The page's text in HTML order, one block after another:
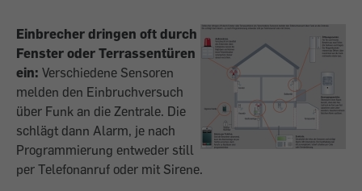
Einbrecher dringen oft durch
Fenster oder Terrassentüren
ein: Verschiedene Sensoren
melden den Einbruchversuch
über Funk an die Zentrale. Die
schlägt dann Alarm, je nach
Programmierung entweder still
per Telefonanruf oder mit Sirene.